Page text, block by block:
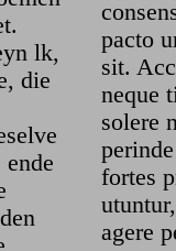
lk,
die
pacto
sit.
neque
solere
fortes
agere